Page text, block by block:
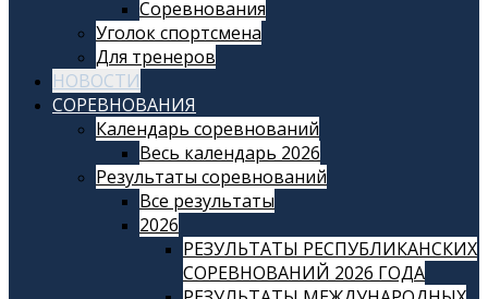
Соревнования
Уголок спортсмена
Для тренеров
НОВОСТИ
СОРЕВНОВАНИЯ
Календарь соревнований
Весь календарь 2026
Результаты соревнований
Все результаты
2026
РЕЗУЛЬТАТЫ РЕСПУБЛИКАНСКИХ
СОРЕВНОВАНИЙ 2026 ГОДА